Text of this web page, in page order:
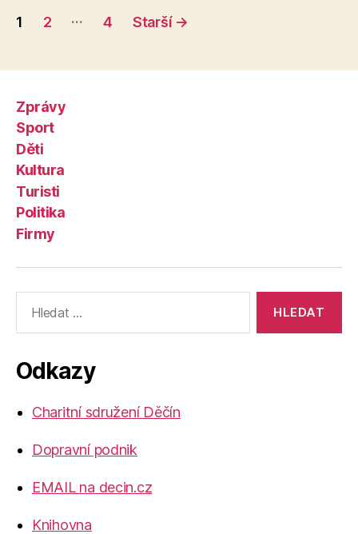
Stránkování
1 2 … 4 Starší →
Zprávy
Sport
Děti
Kultura
Turisti
Politika
Firmy
vyhledávání:
Odkazy
Charitní sdružení Děčín
Dopravní podnik
EMAIL na decin.cz
Knihovna